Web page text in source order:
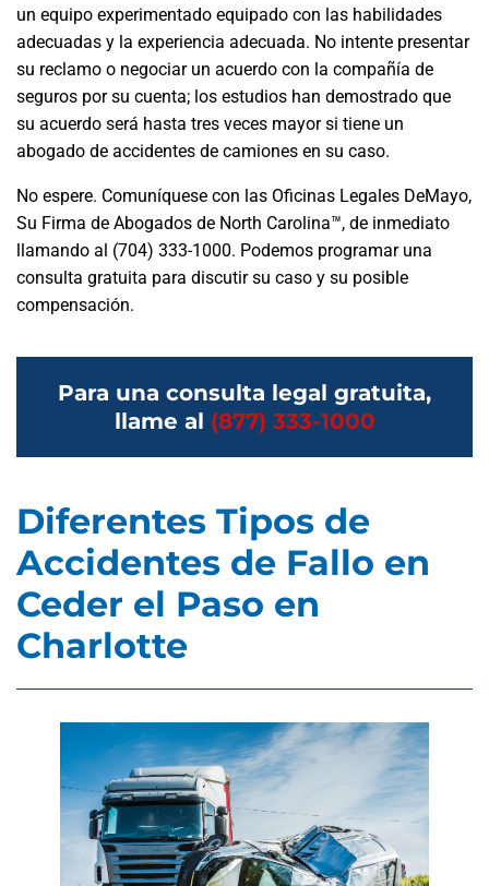
un equipo experimentado equipado con las habilidades
adecuadas y la experiencia adecuada. No intente presentar
su reclamo o negociar un acuerdo con la compañía de
seguros por su cuenta; los estudios han demostrado que
su acuerdo será hasta tres veces mayor si tiene un
abogado de accidentes de camiones en su caso.
No espere. Comuníquese con las Oficinas Legales DeMayo,
Su Firma de Abogados de North Carolina™, de inmediato
llamando al (704) 333-1000. Podemos programar una
consulta gratuita para discutir su caso y su posible
compensación.
Para una consulta legal gratuita,
llame al (877) 333-1000
Diferentes Tipos de
Accidentes de Fallo en
Ceder el Paso en
Charlotte